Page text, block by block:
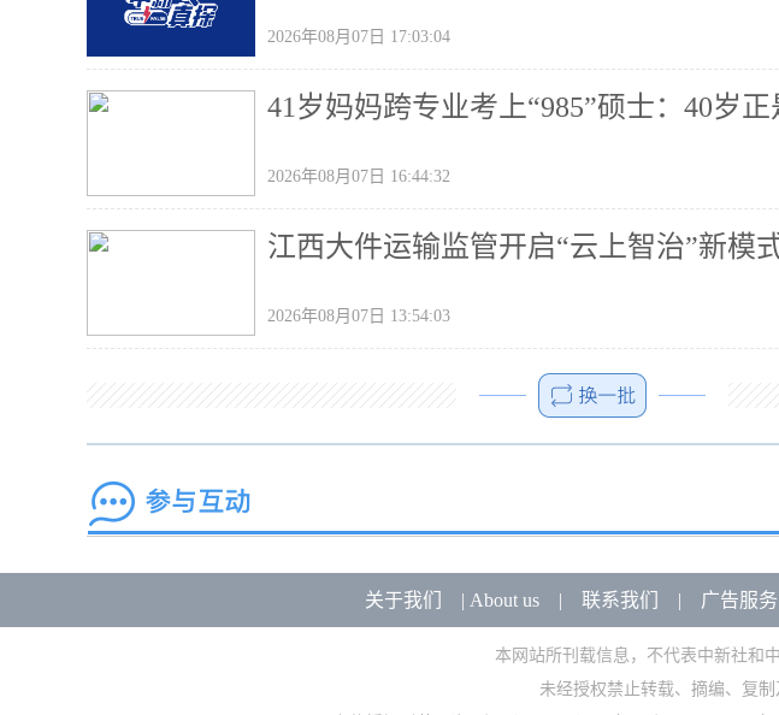
2026年08月07日 17:03:04
41岁妈妈跨专业考上“985”硕士：40岁
2026年08月07日 16:44:32
江西大件运输监管开启“云上智治”新模
2026年08月07日 13:54:03
关于我们 | About us| 联系我们 | 广告服务
本网站所刊载信息，不代表中新社和
未经授权禁止转载、摘编、复